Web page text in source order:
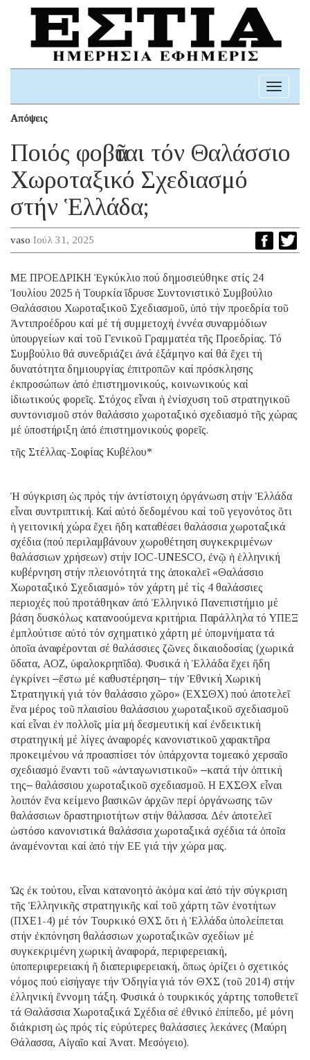
Toggle
Απόψεις
Ποιός φοβᾶται τόν Θαλάσσιο
Χωροταξικό Σχεδιασμό
στήν Ἑλλάδα;
vaso Ιούλ 31, 2025
ΜΕ ΠΡΟΕΔΡΙΚΗ Ἐγκύκλιο πού δημοσιεύθηκε στίς 24
Ἰουλίου 2025 ἡ Τουρκία ἵδρυσε Συντονιστικό Συμβούλιο
Θαλάσσιου Χωροταξικοῦ Σχεδιασμοῦ, ὑπό τήν προεδρία τοῦ
Ἀντιπροέδρου καί μέ τή συμμετοχή ἐννέα συναρμόδιων
ὑπουργείων καί τοῦ Γενικοῦ Γραμματέα τῆς Προεδρίας. Τό
Συμβούλιο θά συνεδριάζει ἀνά ἑξάμηνο καί θά ἔχει τή
δυνατότητα δημιουργίας ἐπιτροπῶν καί πρόσκλησης
ἐκπροσώπων ἀπό ἐπιστημονικούς, κοινωνικούς καί
ἰδιωτικούς φορεῖς. Στόχος εἶναι ἡ ἐνίσχυση τοῦ στρατηγικοῦ
συντονισμοῦ στόν θαλάσσιο χωροταξικό σχεδιασμό τῆς χώρας
μέ ὑποστήριξη ἀπό ἐπιστημονικούς φορεῖς.
τῆς Στέλλας-Σοφίας Κυβέλου*
Ἡ σύγκριση ὡς πρός τήν ἀντίστοιχη ὀργάνωση στήν Ἑλλάδα
εἶναι συντριπτική. Καί αὐτό δεδομένου καί τοῦ γεγονότος ὅτι
ἡ γειτονική χώρα ἔχει ἤδη καταθέσει θαλάσσια χωροταξικά
σχέδια (πού περιλαμβάνουν χωροθέτηση συγκεκριμένων
θαλάσσιων χρήσεων) στήν IOC-UNESCO, ἐνῷ ἡ ἑλληνική
κυβέρνηση στήν πλειονότητά της ἀποκαλεῖ «Θαλάσσιο
Χωροταξικό Σχεδιασμό» τόν χάρτη μέ τίς 4 θαλάσσιες
περιοχές πού προτάθηκαν ἀπό Ἑλληνικό Πανεπιστήμιο μέ
βάση δυσκόλως κατανοούμενα κριτήρια. Παράλληλα τό ΥΠΕΞ
ἐμπλούτισε αὐτό τόν σχηματικό χάρτη μέ ὑπομνήματα τά
ὁποῖα ἀναφέρονται σέ θαλάσσιες ζῶνες δικαιοδοσίας (χωρικά
ὕδατα, ΑΟΖ, ὑφαλοκρηπῖδα). Φυσικά ἡ Ἑλλάδα ἔχει ἤδη
ἐγκρίνει ‒ἔστω μέ καθυστέρηση‒ τήν Ἐθνική Χωρική
Στρατηγική γιά τόν θαλάσσιο χῶρο» (EΧΣΘΧ) πού ἀποτελεῖ
ἕνα μέρος τοῦ πλαισίου θαλάσσιου χωροταξικοῦ σχεδιασμοῦ
καί εἶναι ἐν πολλοῖς μία μή δεσμευτική καί ἐνδεικτική
στρατηγική μέ λίγες ἀναφορές κανονιστικοῦ χαρακτῆρα
προκειμένου νά προασπίσει τόν ὑπάρχοντα τομεακό χερσαῖο
σχεδιασμό ἔναντι τοῦ «ἀνταγωνιστικοῦ» ‒κατά τήν ὀπτική
της‒ θαλάσσιου χωροταξικοῦ σχεδιασμοῦ. H ΕΧΣΘΧ εἶναι
λοιπόν ἕνα κείμενο βασικῶν ἀρχῶν περί ὀργάνωσης τῶν
θαλάσσιων δραστηριοτήτων στήν θάλασσα. Δέν ἀποτελεῖ
ὡστόσο κανονιστικά θαλάσσια χωροταξικά σχέδια τά ὁποῖα
ἀναμένονται καί ἀπό τήν ΕΕ γιά τήν χώρα μας.
Ὡς ἐκ τούτου, εἶναι κατανοητό ἀκόμα καί ἀπό τήν σύγκριση
τῆς Ἑλληνικῆς στρατηγικῆς καί τοῦ χάρτη τῶν ἑνοτήτων
(ΠΧΕ1-4) μέ τόν Τουρκικό ΘΧΣ ὅτι ἡ Ἑλλάδα ὑπολείπεται
στήν ἐκπόνηση θαλάσσιων χωροταξικῶν σχεδίων μέ
συγκεκριμένη χωρική ἀναφορά, περιφερειακή,
ὑποπεριφερειακή ἤ διαπεριφερειακή, ὅπως ὁρίζει ὁ σχετικός
νόμος πού εἰσήγαγε τήν Ὁδηγία γιά τόν ΘΧΣ (τοῦ 2014) στήν
ἑλληνική ἔννομη τάξη. Φυσικά ὁ τουρκικός χάρτης τοποθετεῖ
τά Θαλάσσια Χωροταξικά Σχέδια σέ ἐθνικό ἐπίπεδο, μέ μόνη
διάκριση ὡς πρός τίς εὐρύτερες θαλάσσιες λεκάνες (Μαύρη
Θάλασσα, Αἰγαῖο καί Ἀνατ. Μεσόγειο).